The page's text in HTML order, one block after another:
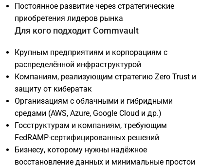
Постоянное развитие через стратегические
приобретения лидеров рынка
Для кого подходит Commvault
Крупным предприятиям и корпорациям с
распределённой инфраструктурой
Компаниям, реализующим стратегию Zero Trust и
защиту от кибератак
Организациям с облачными и гибридными
средами (AWS, Azure, Google Cloud и др.)
Госструктурам и компаниям, требующим
FedRAMP-сертифицированных решений
Бизнесу, которому нужны надёжное
восстановление данных и минимальные простои